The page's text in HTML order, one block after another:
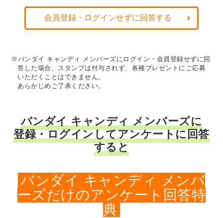
会員登録・ログインせずに回答する
※バンダイ キャンディ メンバーズにログイン・会員登録せずに回
答した場合、スタンプは付与されず、各種プレゼントにご応募
いただくことはできません。
あらかじめご了承ください。
バンダイ キャンディ メンバーズに
登録・ログインしてアンケートに回答
すると
バンダイ キャンディ メンバ
ーズだけのアンケート回答特
典